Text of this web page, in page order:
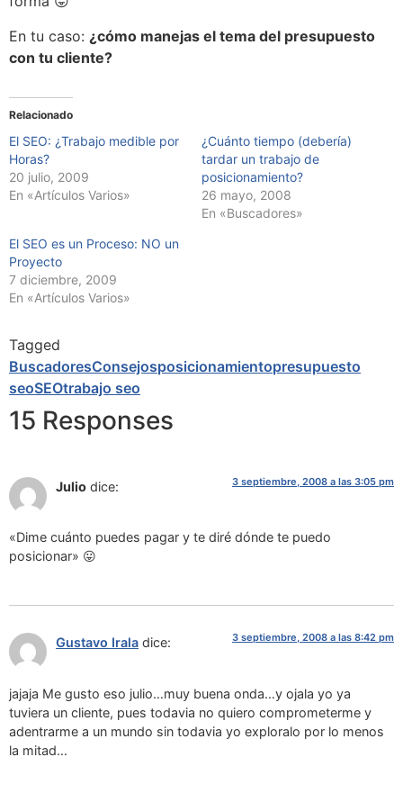
En tu caso: ¿cómo manejas el tema del presupuesto
con tu cliente?
Relacionado
El SEO: ¿Trabajo medible por
Horas?
20 julio, 2009
En «Artículos Varios»
¿Cuánto tiempo (debería)
tardar un trabajo de
posicionamiento?
26 mayo, 2008
En «Buscadores»
El SEO es un Proceso: NO un
Proyecto
7 diciembre, 2009
En «Artículos Varios»
Tagged
BuscadoresConsejosposicionamientopresupuesto
seoSEOtrabajo seo
15 Responses
Julio dice: 3 septiembre, 2008 a las 3:05 pm
«Dime cuánto puedes pagar y te diré dónde te puedo
posicionar» 😛
Gustavo Irala dice: 3 septiembre, 2008 a las 8:42 pm
jajaja Me gusto eso julio…muy buena onda…y ojala yo ya
tuviera un cliente, pues todavia no quiero comprometerme y
adentrarme a un mundo sin todavia yo exploralo por lo menos
la mitad…